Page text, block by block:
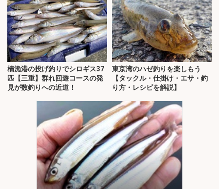
楠漁港の投げ釣りでシロギス37
匹【三重】群れ回遊コースの発
見が数釣りへの近道！
東京湾のハゼ釣りを楽しもう
【タックル・仕掛け・エサ・釣
り方・レシピを解説】